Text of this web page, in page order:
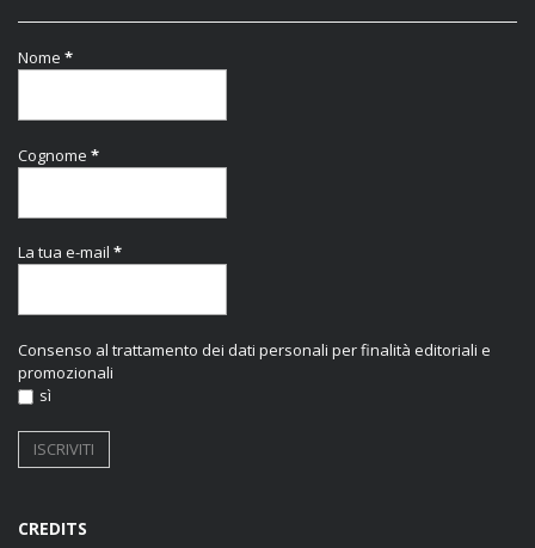
Nome *
Cognome *
La tua e-mail *
Consenso al trattamento dei dati personali per finalità editoriali e
promozionali
sì
CREDITS